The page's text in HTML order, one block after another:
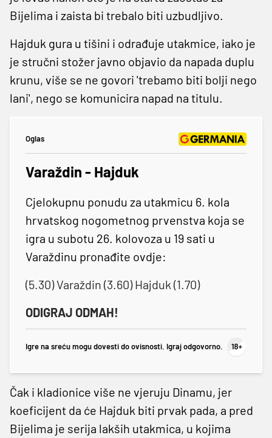
Bijelima i zaista bi trebalo biti uzbudljivo.
Hajduk gura u tišini i odrađuje utakmice, iako je
je stručni stožer javno objavio da napada duplu
krunu, više se ne govori 'trebamo biti bolji nego
lani', nego se komunicira napad na titulu.
Oglas
Varaždin - Hajduk
Cjelokupnu ponudu za utakmicu 6. kola
hrvatskog nogometnog prvenstva koja se
igra u subotu 26. kolovoza u 19 sati u
Varaždinu pronađite ovdje:
(5.30) Varaždin (3.60) Hajduk (1.70)
ODIGRAJ ODMAH!
Igre na sreću mogu dovesti do ovisnosti. Igraj odgovorno.
Čak i kladionice više ne vjeruju Dinamu, jer
koeficijent da će Hajduk biti prvak pada, a pred
Bijelima je serija lakših utakmica, u kojima